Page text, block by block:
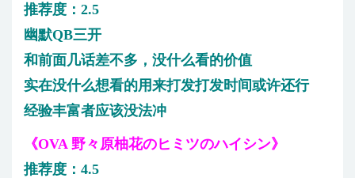
推荐度：2.5
幽默QB三开
和前面几话差不多，没什么看的价值
实在没什么想看的用来打发打发时间或许还行
经验丰富者应该没法冲
《OVA 野々原柚花のヒミツのハイシン》
推荐度：4.5